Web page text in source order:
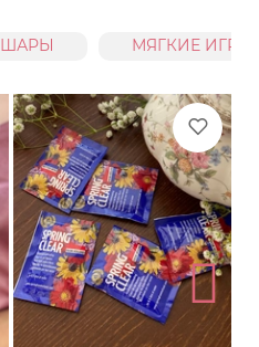
ШАРЫ МЯГКИЕ